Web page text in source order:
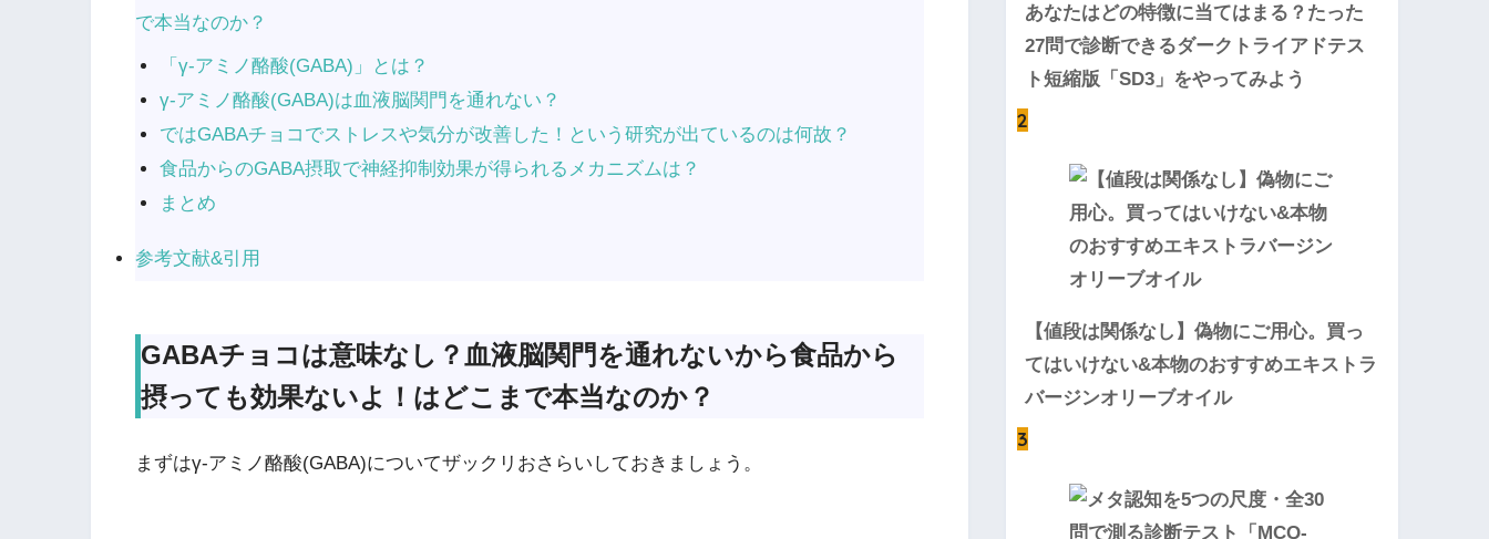
で本当なのか？
「γ-アミノ酪酸(GABA)」とは？
γ-アミノ酪酸(GABA)は血液脳関門を通れない？
ではGABAチョコでストレスや気分が改善した！という研究が出ているのは何故？
食品からのGABA摂取で神経抑制効果が得られるメカニズムは？
まとめ
参考文献&引用
GABAチョコは意味なし？血液脳関門を通れないから食品から
摂っても効果ないよ！はどこまで本当なのか？
まずはγ-アミノ酪酸(GABA)についてザックリおさらいしておきましょう。
あなたはどの特徴に当てはまる？たった
27問で診断できるダークトライアドテス
ト短縮版「SD3」をやってみよう
2
【値段は関係なし】偽物にご用心。買っ
てはいけない&本物のおすすめエキストラ
バージンオリーブオイル
3